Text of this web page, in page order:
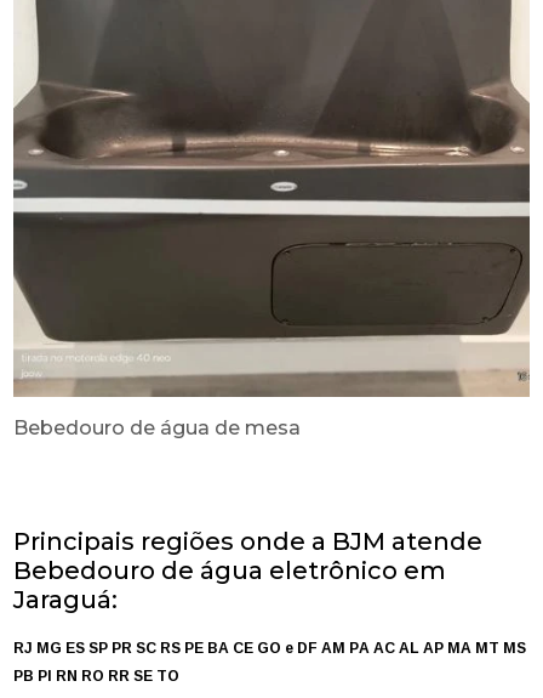
Bebedouro de água de mesa
Principais regiões onde a BJM atende
Bebedouro de água eletrônico em
Jaraguá:
RJ MG ESSPPRSCRSPEBACEGO e DFAM PAACALAPMAMT MS
PB PI RN RO RRSETO